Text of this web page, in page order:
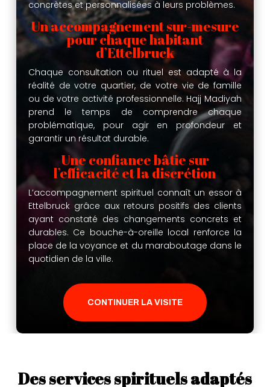
concrètes et personnalisées à leurs problèmes.
Un accompagnement sur-mesure
pour chaque habitant
d’Ettelbruck
Chaque consultation ou rituel est adapté à la
réalité de votre quartier, de votre vie de famille
ou de votre activité professionnelle. Hajj Madiyah
prend le temps de comprendre chaque
problématique, pour agir en profondeur et
garantir un résultat durable.
Une confiance bâtie sur
l’efficacité et la discrétion
L’accompagnement spirituel connaît un essor à
Ettelbruck grâce aux retours positifs des clients
ayant constaté des changements concrets et
durables. Ce bouche-à-oreille local renforce la
place de la voyance et du maraboutage dans le
quotidien de la ville.
CONTINUER LA VISITE
Des services spirituels adaptés